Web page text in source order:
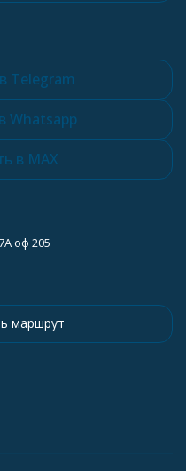
Telegram
Whatsapp
в MAX
оф 205
маршрут